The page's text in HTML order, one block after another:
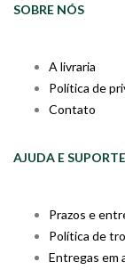
SOBRE NÓS
A livraria
Política de
Contato
AJUDA E SUPORTE
Prazos e
Política de
Entregas em